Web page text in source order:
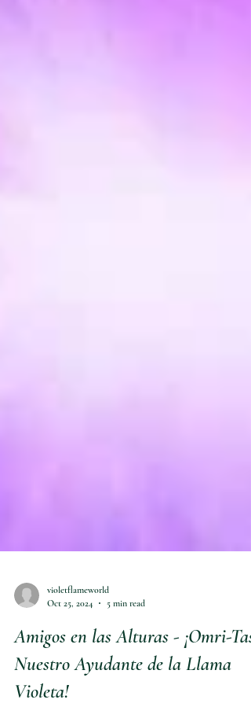
Oct 25, 2024
5 min read
Amigos en las Alturas - ¡Omri-Tas,